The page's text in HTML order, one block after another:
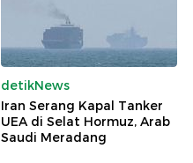
detikNews
Iran Serang Kapal Tanker
UEA di Selat Hormuz, Arab
Saudi Meradang